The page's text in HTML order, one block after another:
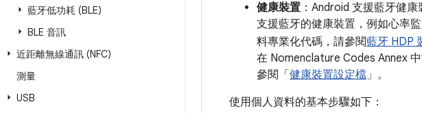
藍牙低功耗 (BLE)
BLE 音訊
近距離無線通訊 (NFC)
測量
USB
健康裝置 ：Android 支援藍牙健
支援藍牙的健康裝置，例如心率
料專業化代碼，請參閱藍牙 HDP
在 Nomenclature Codes Annex
參閱「 健康裝置設定檔」。
使用個人資料的基本步驟如下：